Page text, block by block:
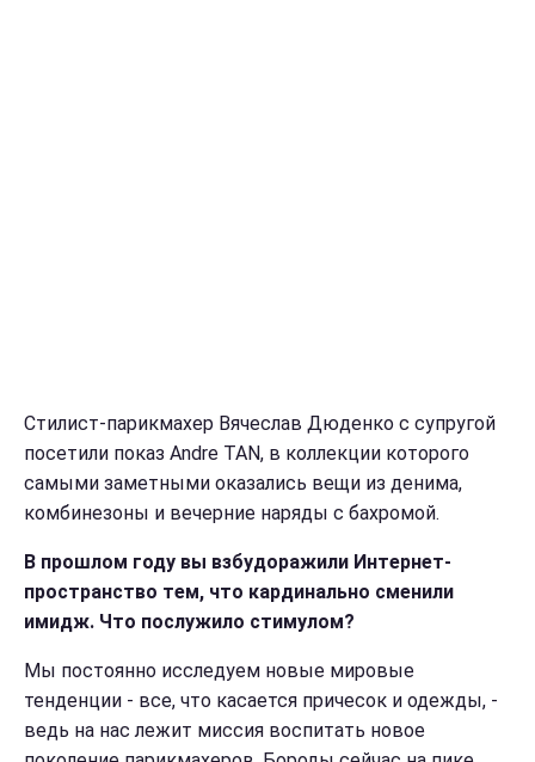
Стилист-парикмахер Вячеслав Дюденко с супругой
посетили показ Andre TAN, в коллекции которого
самыми заметными оказались вещи из денима,
комбинезоны и вечерние наряды с бахромой.
В прошлом году вы взбудоражили Интернет-
пространство тем, что кардинально сменили
имидж. Что послужило стимулом?
Мы постоянно исследуем новые мировые
тенденции - все, что касается причесок и одежды, -
ведь на нас лежит миссия воспитать новое